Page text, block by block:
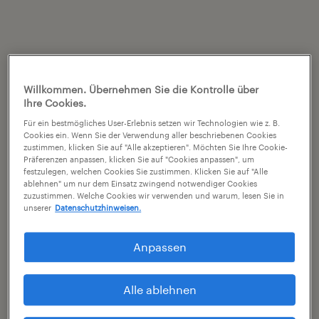
Willkommen. Übernehmen Sie die Kontrolle über
Ihre Cookies.
Für ein bestmögliches User-Erlebnis setzen wir Technologien wie z. B.
Cookies ein. Wenn Sie der Verwendung aller beschriebenen Cookies
zustimmen, klicken Sie auf "Alle akzeptieren". Möchten Sie Ihre Cookie-
Präferenzen anpassen, klicken Sie auf "Cookies anpassen", um
festzulegen, welchen Cookies Sie zustimmen. Klicken Sie auf "Alle
ablehnen" um nur dem Einsatz zwingend notwendiger Cookies
zuzustimmen. Welche Cookies wir verwenden und warum, lesen Sie in
unserer Datenschutzhinweisen.
Anpassen
Alle ablehnen